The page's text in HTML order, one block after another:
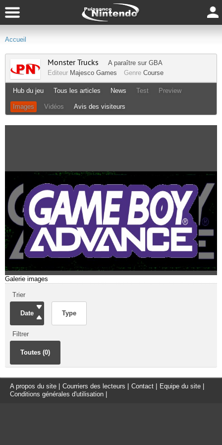
Accueil
Monster Trucks A paraître sur GBA
Editeur Majesco Games Genre Course
Hub du jeu Tous les articles News Test Preview
Images Vidéos Avis des visiteurs
Galerie images
Trier
Date Type
Filtrer
Toutes (0)
A propos du site Courriers des lecteurs Contact Equipe du site
Conditions générales d'utilisation